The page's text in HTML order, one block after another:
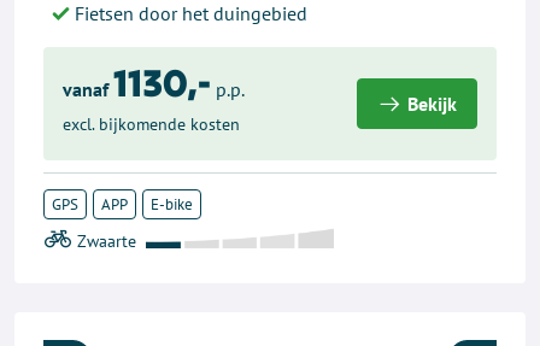
Fietsen door het duingebied
vanaf 1130,- p.p.
excl. bijkomende kosten
Bekijk
GPS APP E-bike